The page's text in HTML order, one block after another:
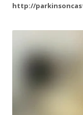
http://